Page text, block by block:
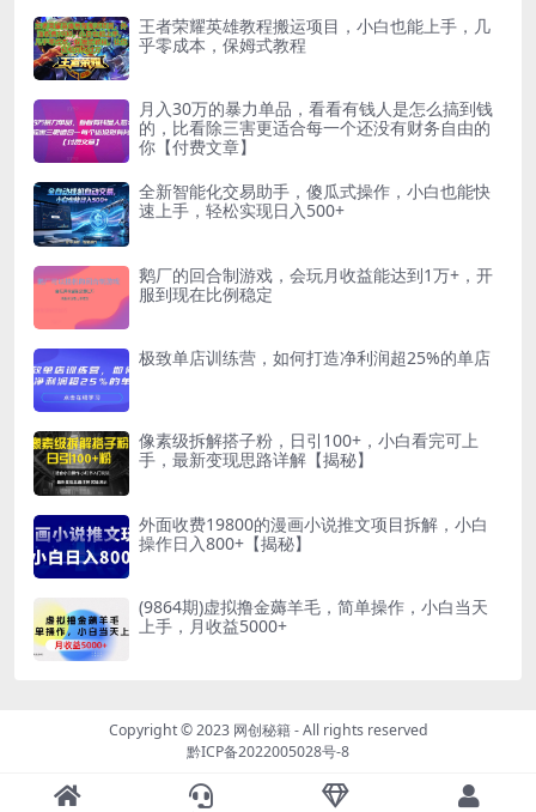
王者荣耀英雄教程搬运项目，小白也能上手，几
乎零成本，保姆式教程
​月入30‮的万‬暴力单品，​‮看看‬有钱‮是人‬怎么搞到钱
的，比看除‮害三‬更适合‮一每‬个还没‮财有‬务自由的
你【付费文章】
全新智能化交易助手，傻瓜式操作，小白也能快
速上手，轻松实现日入500+
鹅厂的回合制游戏，会玩月收益能达到1万+，开
服到现在比例稳定
极致单店训练营，如何打造净利润超25%的单店
像素级拆解搭子粉，日引100+，小白看完可上
手，最新变现思路详解【揭秘】
外面收费19800的漫画小说推文项目拆解，小白
操作日入800+【揭秘】
(9864期)虚拟撸金薅羊毛，简单操作，小白当天
上手，月收益5000+
Copyright © 2023 网创秘籍- All rights reserved
黔ICP备2022005028号-8